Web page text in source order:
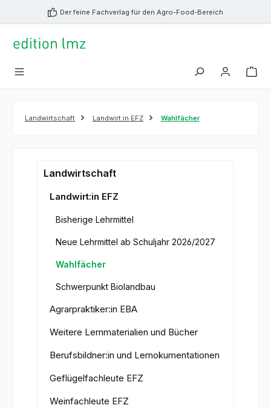
springen Der feine Fachverlag für den Agro-Food-Bereich
Landwirtschaft Landwirt:in EFZ Wahlfächer
Landwirtschaft
Landwirt:in EFZ
Bisherige Lehrmittel
Neue Lehrmittel ab Schuljahr 2026/2027
Wahlfächer
Schwerpunkt Biolandbau
Agrarpraktiker:in EBA
Weitere Lernmaterialien und Bücher
Berufsbildner:in und Lernokumentationen
Geflügelfachleute EFZ
Weinfachleute EFZ